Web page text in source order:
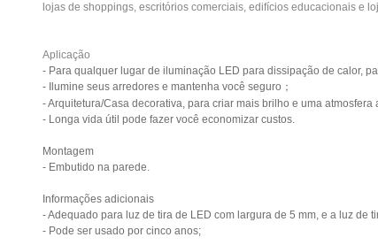
lojas de shoppings, escritórios comerciais, edifícios educacionais e
Aplicação
- Para qualquer lugar de iluminação LED para dissipação de calor,
- Ilumine seus arredores e mantenha você seguro；
- Arquitetura/Casa decorativa, para criar mais brilho e uma atmosfera
- Longa vida útil pode fazer você economizar custos.
Montagem
- Embutido na parede.
Informações adicionais
- Adequado para luz de tira de LED com largura de 5 mm, e a luz
- Pode ser usado por cinco anos;